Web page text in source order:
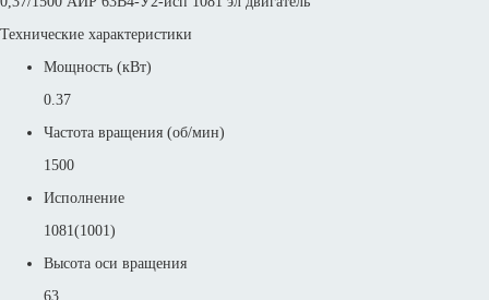
Технические характеристики
Мощность (кВт)
0.37
Частота вращения (об/мин)
1500
Исполнение
1081(1001)
Высота оси вращения
63